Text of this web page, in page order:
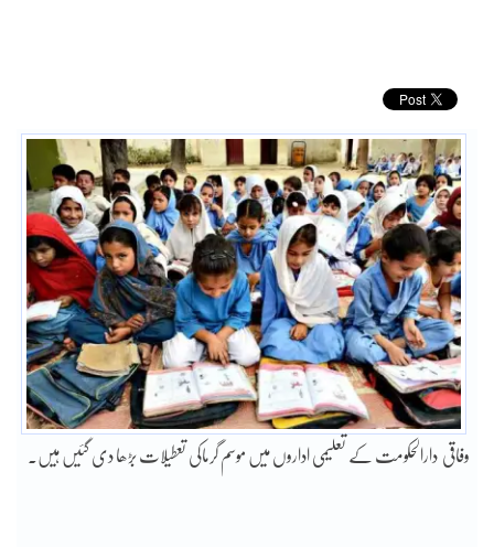
وفاقی دارالحکومت کے تعلیمی اداروں میں موسم گرماکی تعطیلات بڑھا دی گئیں ہیں۔